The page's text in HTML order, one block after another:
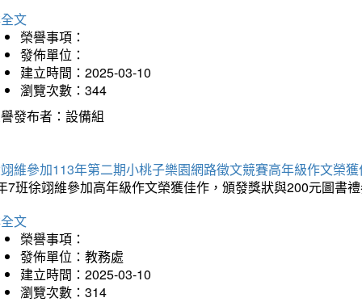
文
榮譽事項：
發佈單位：
建立時間：2025-03-10
瀏覽次數：344
發布者：設備組
維參加113年第二期小桃子樂園網路徵文競賽高年級作文榮
7班徐翊維參加高年級作文榮獲佳作，頒發獎狀與200元圖書
文
榮譽事項：
發佈單位：教務處
建立時間：2025-03-10
瀏覽次數：314